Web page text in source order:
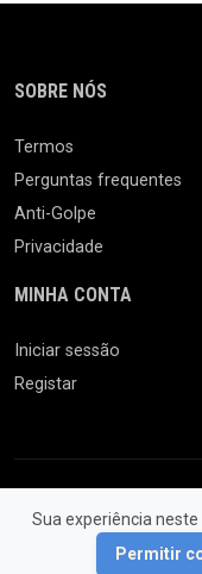
Sua experiência
Permitir
SOBRE NÓS
Termos
Perguntas frequentes
Anti-Golpe
Privacidade
MINHA CONTA
Iniciar sessão
Registar
© 2026 Feira da